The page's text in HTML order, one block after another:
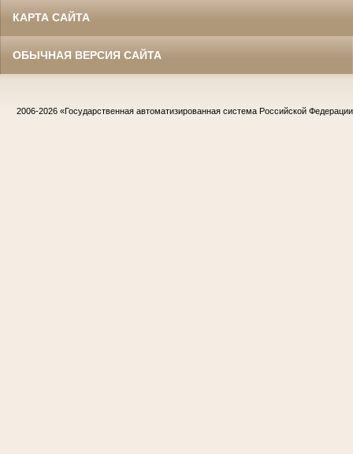
КАРТА САЙТА
ОБЫЧНАЯ ВЕРСИЯ САЙТА
2006-2026 «Государственная автоматизированная система Российской